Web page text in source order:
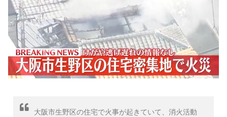
大阪市生野区の住宅で火事が起きていて、消火活動